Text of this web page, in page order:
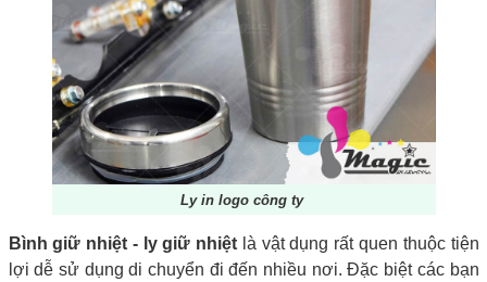
Ly in logo công ty
Bình giữ nhiệt - ly giữ nhiệt là vật dụng rất quen thuộc tiện
lợi dễ sử dụng di chuyển đi đến nhiều nơi. Đặc biệt các bạn